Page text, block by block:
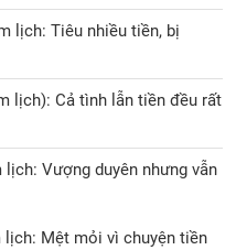
lịch: Tiêu nhiều tiền, bị
lịch): Cả tình lẫn tiền đều rất
Vượng duyên nhưng vẫn
Mệt mỏi vì chuyện tiền